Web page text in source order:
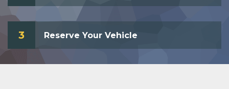
3 Reserve Your Vehicle